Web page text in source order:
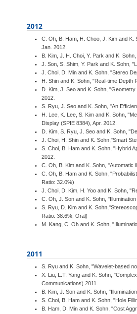
2012
C. Oh, B. Ham, H. Choo, J. Kim and K.
Jan. 2012.
B. Kim, J. H. Choi, Y. Park and K.
J. Son, S. Shim, Y. Park and K. Sohn,
J. Choi, D. Min and K. Sohn, "Stereo
H. Shin and K. Sohn, "Real-time Depth
D. Kim, J. Seo and K. Sohn,
2012.
S. Ryu, J. Seo and K. Sohn, "An
H. Lee, K. Lee, S. Kim and K. Sohn,
Display (SPIE 8384), Apr. 2012.
D. Kim, S. Ryu, J. Seo and K. Sohn,
J. Choi, H. Shin and K. Sohn,"Smart
S. Choi, B. Ham and K. Sohn, "Hybrid
2012.
C. Oh, B. Kim and K. Sohn, "Automatic
C. Oh, B. Ham and K. Sohn,
Ratio: 32.0%)
J. Choi, D. Kim, H. Yoo and K. Sohn,
C. Oh, J. Son and K. Sohn,
S. Ryu, D. Kim and K.
Ratio: 38.6%, Oral)
M. Kang, C. Oh and K. Sohn,
2011
S. Ryu and K. Sohn, "Wavelet-based
X. Liu, L.T. Yang and K. Sohn,
Communications) 2011.
B. Kim, J. Son and K. Sohn,
S. Choi, B. Ham and K. Sohn, "Hole
B. Ham, D. Min and K. Sohn, "Cost